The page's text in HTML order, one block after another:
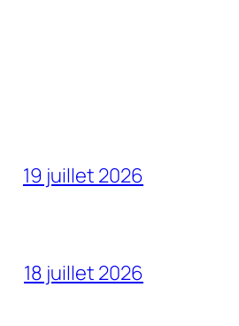
19 juillet 2026
18 juillet 2026